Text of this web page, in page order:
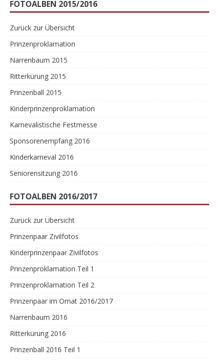
FOTOALBEN 2015/2016
Zurück zur Übersicht
Prinzenproklamation
Narrenbaum 2015
Ritterkürung 2015
Prinzenball 2015
Kinderprinzenproklamation
Karnevalistische Festmesse
Sponsorenempfang 2016
Kinderkarneval 2016
Seniorensitzung 2016
FOTOALBEN 2016/2017
Zurück zur Übersicht
Prinzenpaar Zivilfotos
Kinderprinzenpaar Zivilfotos
Prinzenproklamation Teil 1
Prinzenproklamation Teil 2
Prinzenpaar im Ornat 2016/2017
Narrenbaum 2016
Ritterkürung 2016
Prinzenball 2016 Teil 1